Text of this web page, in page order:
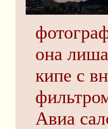
она
кипе с
Авиа